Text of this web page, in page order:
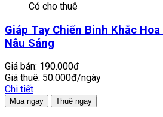
Có cho thuê
Giáp Tay Chiến Binh Khắc
Nâu Sáng
Giá bán: 190.000đ
Giá thuê: 50.000đ/ngày
Chi tiết
Mua ngay Thuê ngay